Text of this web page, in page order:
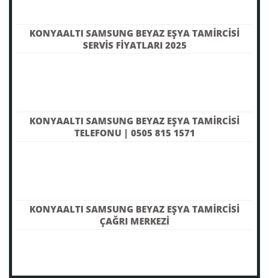
KONYAALTI SAMSUNG BEYAZ EŞYA TAMIRCISI
SERVIS FIYATLARI 2025
KONYAALTI SAMSUNG BEYAZ EŞYA TAMIRCISI
TELEFONU | 0505 815 1571
KONYAALTI SAMSUNG BEYAZ EŞYA TAMIRCISI
ÇAĞRI MERKEZI